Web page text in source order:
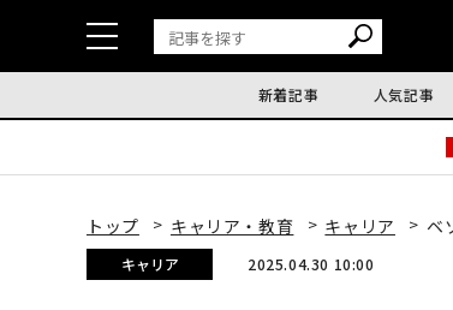
新着記事 人気記事
トップ キャリア・教育 キャリア ベ
キャリア 2025.04.30 10:00